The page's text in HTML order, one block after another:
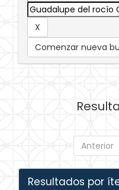
Comenzar nueva
Anterior
Resultados por